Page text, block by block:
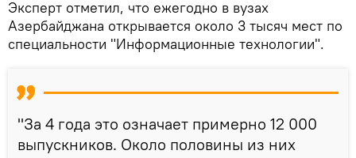
Эксперт отметил, что ежегодно в вузах
Азербайджана открывается около 3 тысяч мест по
специальности "Информационные технологии".
"За 4 года это означает примерно 12 000
выпускников. Около половины из них